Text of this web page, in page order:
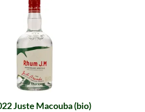
Juste Macouba (bio)